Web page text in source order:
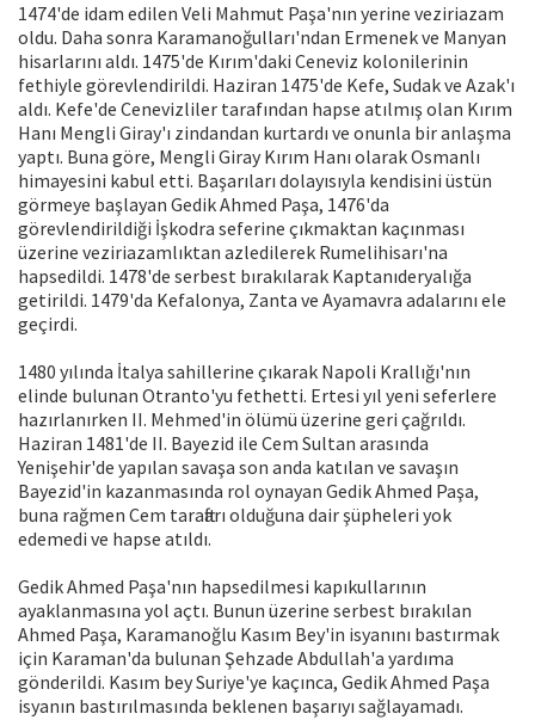
1474'de idam edilen Veli Mahmut Paşa'nın yerine veziriazam
oldu. Daha sonra Karamanoğulları'ndan Ermenek ve Manyan
hisarlarını aldı. 1475'de Kırım'daki Ceneviz kolonilerinin
fethiyle görevlendirildi. Haziran 1475'de Kefe, Sudak ve Azak'ı
aldı. Kefe'de Cenevizliler tarafından hapse atılmış olan Kırım
Hanı Mengli Giray'ı zindandan kurtardı ve onunla bir anlaşma
yaptı. Buna göre, Mengli Giray Kırım Hanı olarak Osmanlı
himayesini kabul etti. Başarıları dolayısıyla kendisini üstün
görmeye başlayan Gedik Ahmed Paşa, 1476'da
görevlendirildiği İşkodra seferine çıkmaktan kaçınması
üzerine veziriazamlıktan azledilerek Rumelihisarı'na
hapsedildi. 1478'de serbest bırakılarak Kaptanıderyalığa
getirildi. 1479'da Kefalonya, Zanta ve Ayamavra adalarını ele
geçirdi.
1480 yılında İtalya sahillerine çıkarak Napoli Krallığı'nın
elinde bulunan Otranto'yu fethetti. Ertesi yıl yeni seferlere
hazırlanırken II. Mehmed'in ölümü üzerine geri çağrıldı.
Haziran 1481'de II. Bayezid ile Cem Sultan arasında
Yenişehir'de yapılan savaşa son anda katılan ve savaşın
Bayezid'in kazanmasında rol oynayan Gedik Ahmed Paşa,
buna rağmen Cem taraftarı olduğuna dair şüpheleri yok
edemedi ve hapse atıldı.
Gedik Ahmed Paşa'nın hapsedilmesi kapıkullarının
ayaklanmasına yol açtı. Bunun üzerine serbest bırakılan
Ahmed Paşa, Karamanoğlu Kasım Bey'in isyanını bastırmak
için Karaman'da bulunan Şehzade Abdullah'a yardıma
gönderildi. Kasım bey Suriye'ye kaçınca, Gedik Ahmed Paşa
isyanın bastırılmasında beklenen başarıyı sağlayamadı.